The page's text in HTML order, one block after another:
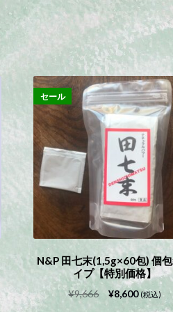
N&P 田七末(1,5g×60包) 個
イプ【特別価格】
セール
¥9,666
元
の
¥8,600現
在
(税込)